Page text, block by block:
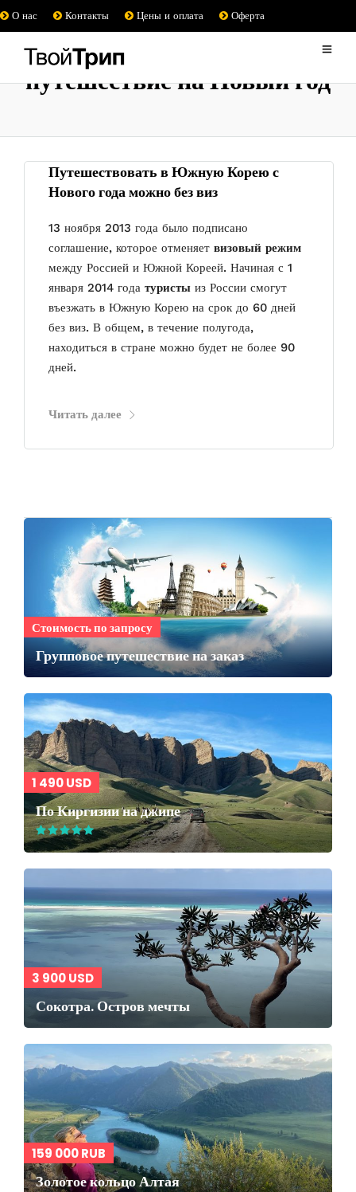
О нас Контакты Цены и оплата Оферта
путешествие на Новый год
Путешествовать в Южную Корею с
Нового года можно без виз
13 ноября 2013 года было подписано
соглашение, которое отменяет визовый режим
между Россией и Южной Кореей. Начиная с 1
января 2014 года туристы из России смогут
въезжать в Южную Корею на срок до 60 дней
без виз. В общем, в течение полугода,
находиться в стране можно будет не более 90
дней.
Читать далее
Стоимость по запросу
Групповое путешествие на заказ
1 490 USD
По Киргизии на джипе
3 900 USD
Сокотра. Остров мечты
159 000 RUB
Золотое кольцо Алтая